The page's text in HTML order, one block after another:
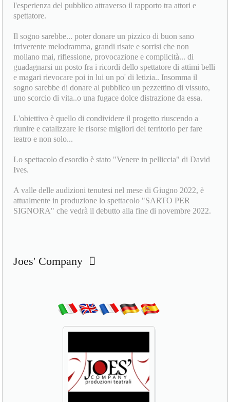
l'esperienza del pubblico attraverso il rapporto tra attori e
spettatore.
Il sogno sarebbe... poter donare un pizzico di buon sano
irriverente melodramma, grandi risate e sorrisi che non
mollano mai, riflessione, provocazione e complicità... di
guadagnarsi un posto fra i ricordi dello spettatore di attimi belli
e magari rievocare poi in lui un po' di letizia.. Insomma il
sogno sarebbe di donare al pubblico un pezzettino di vissuto,
uno scorcio di vita..o una fugace dolce distrazione da essa.
L'obiettivo è quello di condividere il progetto riuscendo a
riunire e catalizzare le risorse migliori del territorio per fare
teatro e non solo...
Lo spettacolo d'esordio è stato "Venere in pelliccia" di David
Ives.
A valle delle audizioni tenutesi nel mese di Giugno 2022, è
attualmente in produzione lo spettacolo "SARTO PER
SIGNORA" che vedrà il debutto alla fine di novembre 2022.
Joes' Company